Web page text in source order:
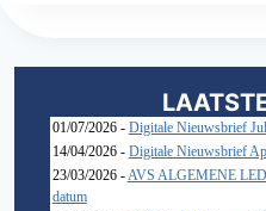
01/07/2026 - Digitale Nieuwsbrief
14/04/2026 - Digitale Nieuwsbrief
23/03/2026 -AVS ALGEMENE
datum